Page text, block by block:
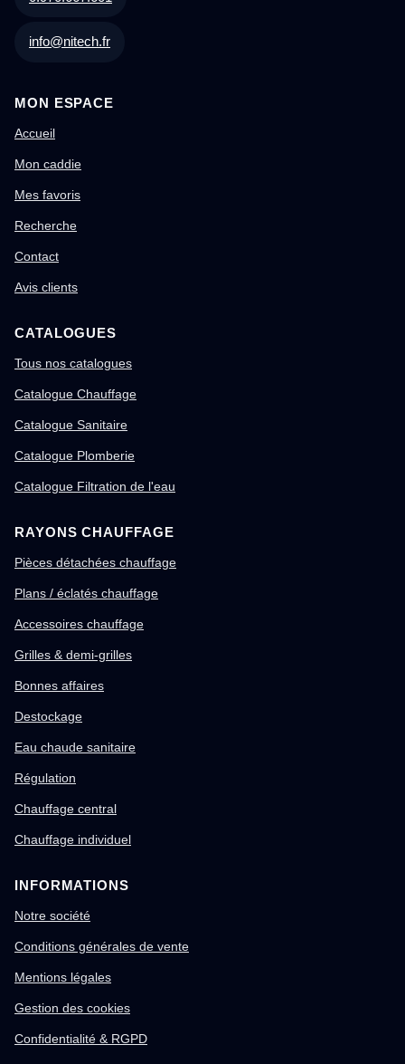
info@nitech.fr
MON ESPACE
Accueil
Mon caddie
Mes favoris
Recherche
Contact
Avis clients
CATALOGUES
Tous nos catalogues
Catalogue Chauffage
Catalogue Sanitaire
Catalogue Plomberie
Catalogue Filtration de l'eau
RAYONS CHAUFFAGE
Pièces détachées chauffage
Plans / éclatés chauffage
Accessoires chauffage
Grilles & demi-grilles
Bonnes affaires
Destockage
Eau chaude sanitaire
Régulation
Chauffage central
Chauffage individuel
INFORMATIONS
Notre société
Conditions générales de vente
Mentions légales
Gestion des cookies
Confidentialité & RGPD